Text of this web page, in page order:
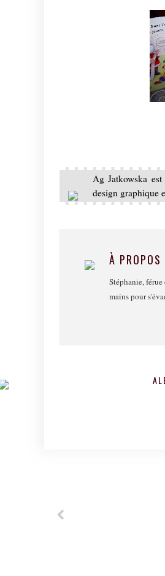
Ag Jatkowska
design graphique
À
Stéphanie,
mains pour